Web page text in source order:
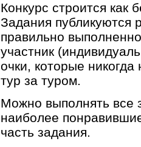
Конкурс строится как
Задания публикуются
правильно
участник
очки, которые
тур за туром.
Можно выполнять все
наиболее
часть задания.